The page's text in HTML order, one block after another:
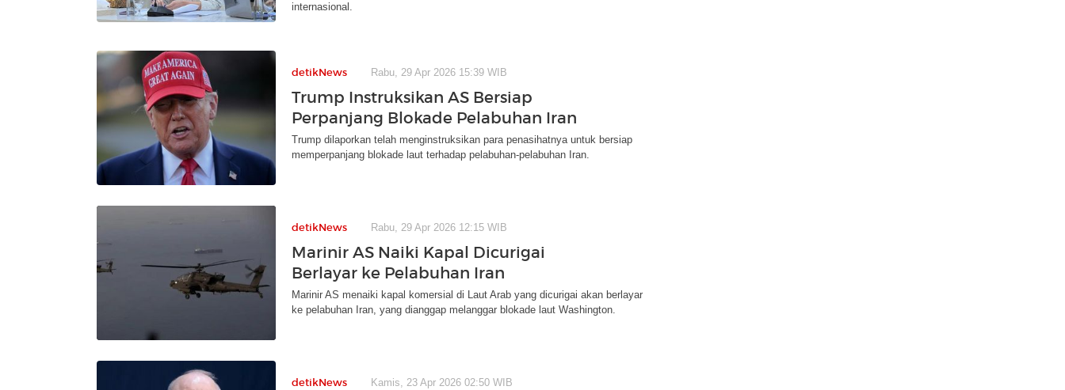
internasional.
detikNews Rabu, 29 Apr 2026 15:39 WIB
Trump Instruksikan AS Bersiap
Perpanjang Blokade Pelabuhan Iran
Trump dilaporkan telah menginstruksikan para penasihatnya untuk bersiap
memperpanjang blokade laut terhadap pelabuhan-pelabuhan Iran.
detikNews Rabu, 29 Apr 2026 12:15 WIB
Marinir AS Naiki Kapal Dicurigai
Berlayar ke Pelabuhan Iran
Marinir AS menaiki kapal komersial di Laut Arab yang dicurigai akan berlayar
ke pelabuhan Iran, yang dianggap melanggar blokade laut Washington.
detikNews Kamis, 23 Apr 2026 02:50 WIB